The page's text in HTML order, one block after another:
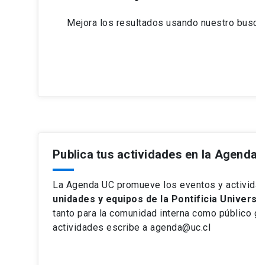
Mejora los resultados usando nuestro
Publica tus actividades en la
La Agenda UC promueve los eventos y
unidades y equipos de la Pontificia
tanto para la comunidad interna como público
actividades escribe a agenda@uc.cl